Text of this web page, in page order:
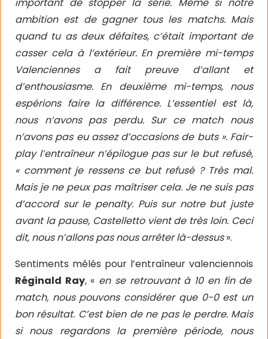
important de stopper la série. Même si notre
ambition est de gagner tous les matchs. Mais
quand tu as deux défaites, c’était important de
casser cela à l’extérieur. En première mi-temps
Valenciennes a fait preuve d’allant et
d’enthousiasme. En deuxième mi-temps, nous
espérions faire la différence. L’essentiel est là,
nous n’avons pas perdu. Sur ce match nous
n’avons pas eu assez d’occasions de buts ». Fair-
play l’entraîneur n’épilogue pas sur le but refusé,
« comment je ressens ce but refusé ? Très mal.
Mais je ne peux pas maîtriser cela. Je ne suis pas
d’accord sur le penalty. Puis sur notre but juste
avant la pause, Castelletto vient de très loin. Ceci
dit, nous n’allons pas nous arrêter là-dessus».
Sentiments mêlés pour l’entraîneur valenciennois
Réginald Ray, « en se retrouvant à 10 en fin de
match, nous pouvons considérer que 0-0 est un
bon résultat. C’est bien de ne pas le perdre. Mais
si nous regardons la première période, nous